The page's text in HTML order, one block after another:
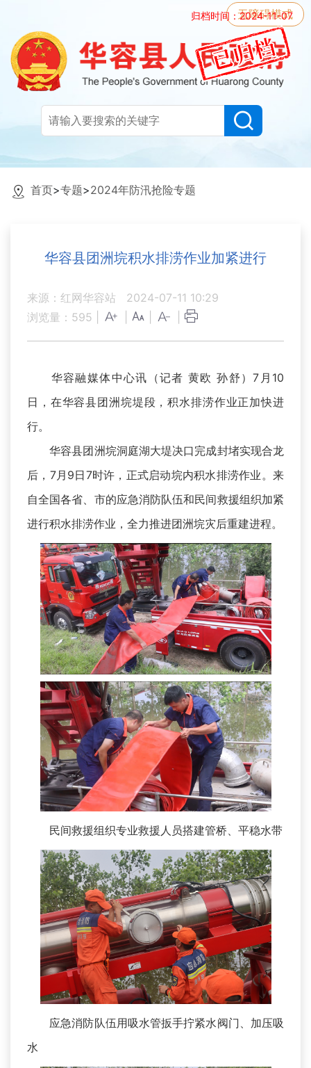
归档时间：2024-11-07
无障碍模式
首页>专题>2024年防汛抢险专题
华容县团洲垸积水排涝作业加紧进行
来源：红网华容站
2024-07-11 10:29
浏览量： 595
华容融媒体中心讯（记者 黄欧 孙舒）7月10
日，在华容县团洲垸堤段，积水排涝作业正加快进
行。
华容县团洲垸洞庭湖大堤决口完成封堵实现合龙
后，7月9日7时许，正式启动垸内积水排涝作业。来
自全国各省、市的应急消防队伍和民间救援组织加紧
进行积水排涝作业，全力推进团洲垸灾后重建进程。
民间救援组织专业救援人员搭建管桥、平稳水带
应急消防队伍用吸水管扳手拧紧水阀门、加压吸
水